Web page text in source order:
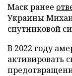
Маск ранее
Украины
спутниковой
В 2022 году
активировать